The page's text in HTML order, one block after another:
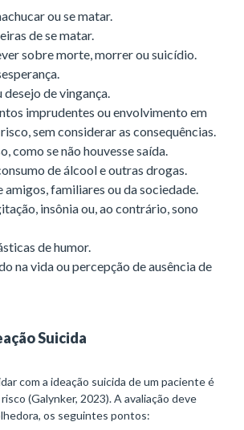
ou se matar.
de se matar.
sobre morte, morrer ou suicídio.
desejo de vingança.
imprudentes ou envolvimento em
sem considerar as consequências.
como se não houvesse saída.
de álcool e outras drogas.
amigos, familiares ou da sociedade.
insônia ou, ao contrário, sono
de humor.
na vida ou percepção de ausência de
Suicida
com a ideação suicida de um paciente é
(Galynker, 2023). A avaliação deve
os seguintes pontos: